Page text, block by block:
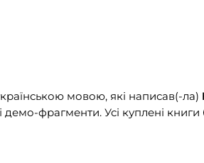
мовою, які написав(-ла)
фрагменти. Усі куплені